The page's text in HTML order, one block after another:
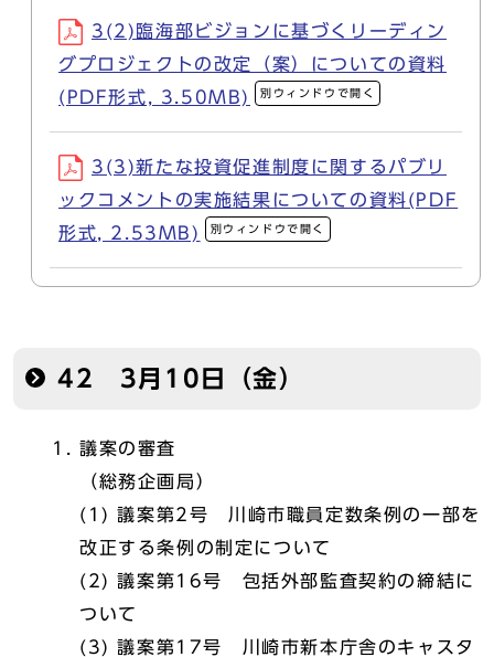
3(2)臨海部ビジョンに基づくリーディン
グプロジェクトの改定（案）についての資料
(PDF形式, 3.50MB)
別ウィンドウで開く
3(3)新たな投資促進制度に関するパブリ
ックコメントの実施結果についての資料(PDF
形式, 2.53MB)
別ウィンドウで開く
42 3月10日（金）
議案の審査
（総務企画局）
(1) 議案第2号 川崎市職員定数条例の一部を
改正する条例の制定について
(2) 議案第16号 包括外部監査契約の締結に
ついて
(3) 議案第17号 川崎市新本庁舎のキャスタ